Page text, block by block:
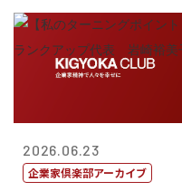
2026.06.23
企業家倶楽部アーカイブ